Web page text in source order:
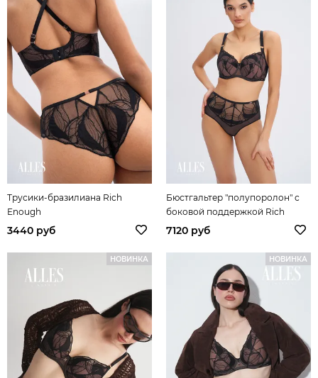
Трусики-бразилиана Rich
Enough
3440 руб
Бюстгальтер "полупоролон" с
боковой поддержкой Rich
Enough
7120 руб
НОВИНКА НОВИНКА